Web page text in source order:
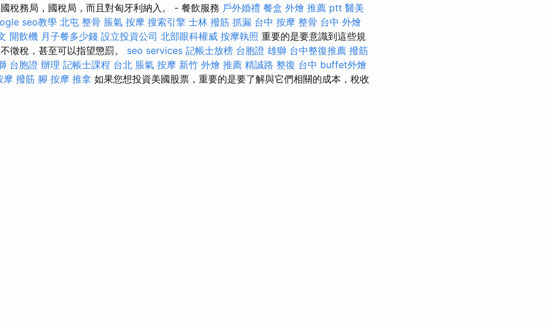
稅務局，國稅局，而且對匈牙利納入。 - 餐飲服務 戶外婚禮 餐盒 外燴 推薦 ptt 醫美
seo教學 北屯 整骨 脹氣 按摩 搜索引擎 士林 撥筋 抓漏 台中 按摩 整骨 台中 外燴
開飲機 月子餐多少錢 設立投資公司 北部眼科權威 按摩執照 重要的是要意識到這些規
徵稅，甚至可以指望懲罰。 seo services 記帳士放榜 台胞證 雄獅 台中整復推薦 撥筋
台胞證 辦理 記帳士課程 台北 脹氣 按摩 新竹 外燴 推薦 精誠路 整復 台中 buffet外燴
摩 撥筋 腳 按摩 推拿 如果您想投資美國股票，重要的是要了解與它們相關的成本，稅收